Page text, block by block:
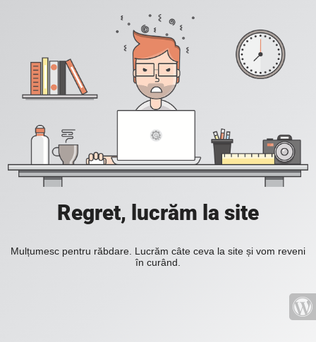
Regret, lucrăm la site
Mulțumesc pentru răbdare. Lucrăm câte ceva la site și vom reveni
în curând.